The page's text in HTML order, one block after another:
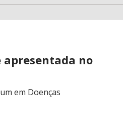
apresentada no
em Doenças